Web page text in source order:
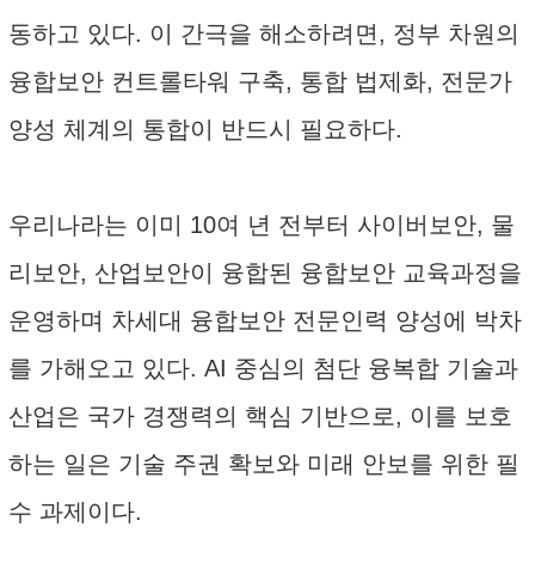
동하고 있다. 이 간극을 해소하려면, 정부 차원의
융합보안 컨트롤타워 구축, 통합 법제화, 전문가
양성 체계의 통합이 반드시 필요하다.
우리나라는 이미 10여 년 전부터 사이버보안, 물
리보안, 산업보안이 융합된 융합보안 교육과정을
운영하며 차세대 융합보안 전문인력 양성에 박차
를 가해오고 있다. AI 중심의 첨단 융복합 기술과
산업은 국가 경쟁력의 핵심 기반으로, 이를 보호
하는 일은 기술 주권 확보와 미래 안보를 위한 필
수 과제이다.